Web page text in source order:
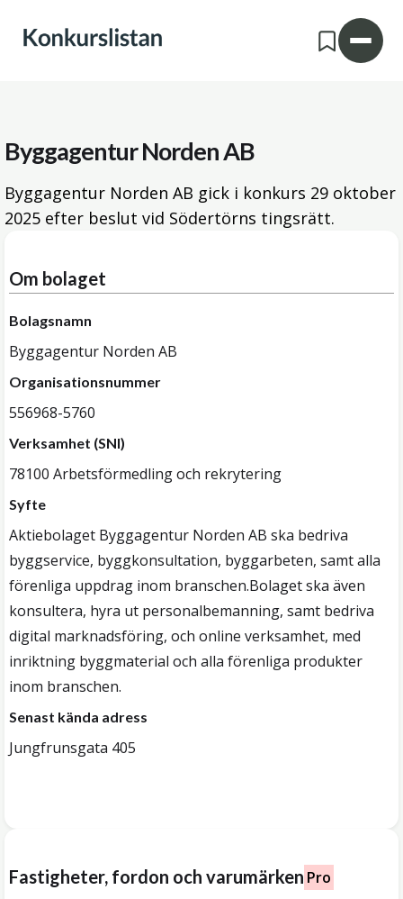
Byggagentur Norden AB
Byggagentur Norden AB gick i konkurs 29 oktober
2025 efter beslut vid Södertörns tingsrätt.
Om bolaget
Bolagsnamn
Byggagentur Norden AB
Organisationsnummer
556968-5760
Verksamhet (SNI)
78100 Arbetsförmedling och rekrytering
Syfte
Aktiebolaget Byggagentur Norden AB ska bedriva
byggservice, byggkonsultation, byggarbeten, samt alla
förenliga uppdrag inom branschen.Bolaget ska även
konsultera, hyra ut personalbemanning, samt bedriva
digital marknadsföring, och online verksamhet, med
inriktning byggmaterial och alla förenliga produkter
inom branschen.
Senast kända adress
Jungfrunsgata 405
Fastigheter, fordon och varumärken Pro